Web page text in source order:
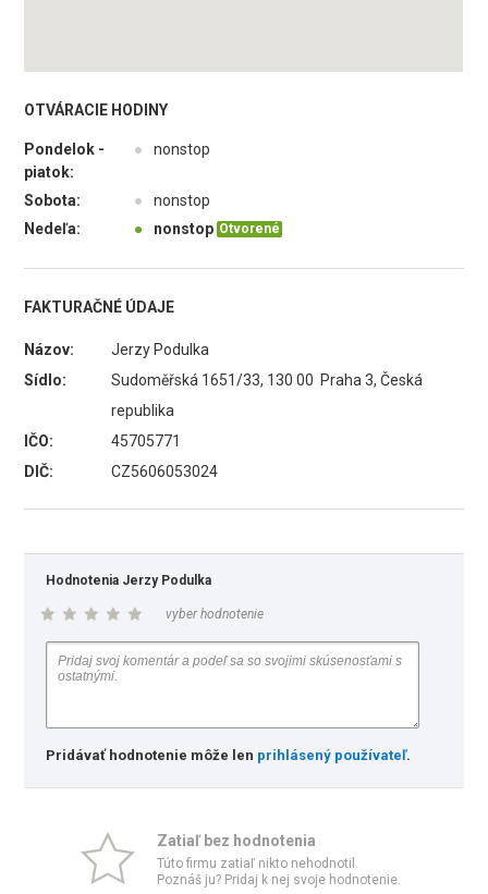
OTVÁRACIE HODINY
Pondelok -
piatok:
● nonstop
Sobota: ●
nonstop
Nedeľa:
● nonstop Otvorené
FAKTURAČNÉ ÚDAJE
Názov:
Jerzy Podulka
Sídlo:
Sudoměřská 1651/33, 130 00 Praha 3, Česká
republika
IČO:
45705771
DIČ:
CZ5606053024
Hodnotenia Jerzy Podulka
vyber hodnotenie
Pridávať hodnotenie môže len prihlásený používateľ.
Zatiaľ bez hodnotenia
Túto firmu zatiaľ nikto nehodnotil.
Poznáš ju? Pridaj k nej svoje hodnotenie.